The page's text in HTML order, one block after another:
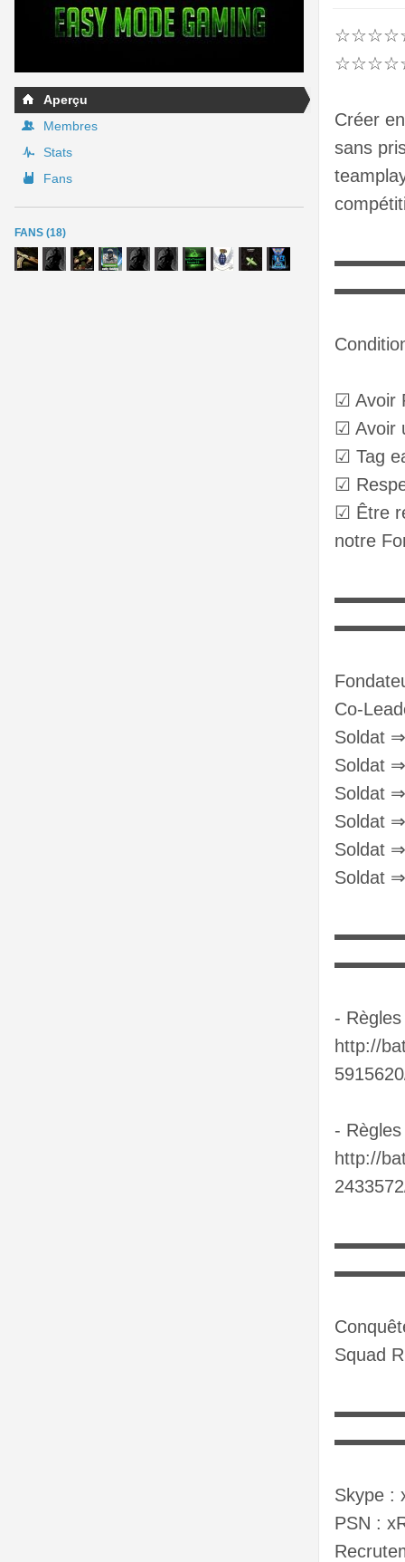
Aperçu
Membres
Stats
Fans
FANS (18)
Créer
sans
☑ Avoir
☑ Avoir
☑ Tag
☑
☑ Être
notre
Co-
Soldat
Soldat
Soldat
Soldat
Soldat
Soldat
-
http://
-
http://
Squad
Skype :
PSN :